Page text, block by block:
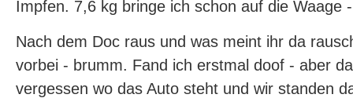
Impfen. 7,6 kg bringe ich schon auf die Waage
Nach dem Doc raus und was meint ihr da
vorbei - brumm. Fand ich erstmal doof - aber
vergessen wo das Auto steht und wir standen